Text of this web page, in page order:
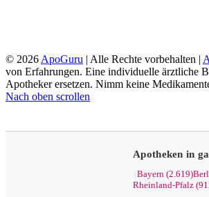
© 2026 ApoGuru | Alle Rechte vorbehalten |
von Erfahrungen. Eine individuelle ärztliche
Apotheker ersetzen. Nimm keine
Nach oben scrollen
Apotheken in
Bayern (2.619)
Rheinland-Pfalz